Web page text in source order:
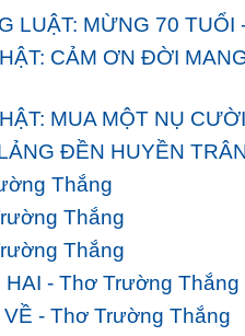
LUẬT: MỪNG 70 TUỔI
CẢM ƠN ĐỜI
MUA MỘT NỤ
ĐỀN HUYỀN
Thắng
Thắng
Thắng
HAI - Thơ Trường Thắng
- Thơ Trường Thắng